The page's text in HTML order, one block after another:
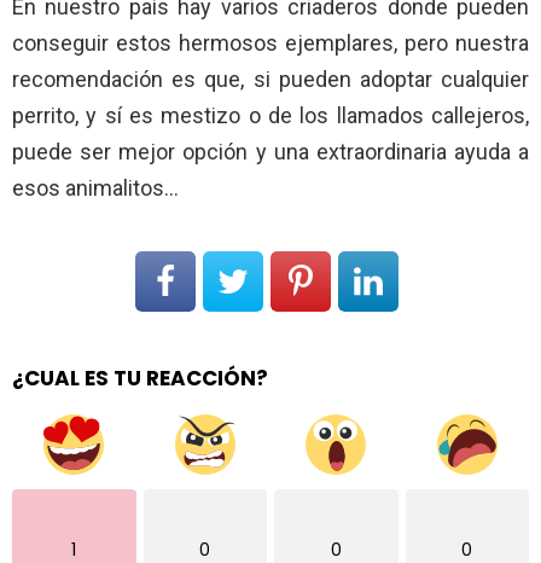
En nuestro país hay varios criaderos donde pueden
conseguir estos hermosos ejemplares, pero nuestra
recomendación es que, si pueden adoptar cualquier
perrito, y sí es mestizo o de los llamados callejeros,
puede ser mejor opción y una extraordinaria ayuda a
esos animalitos…
¿CUAL ES TU REACCIÓN?
1 0 0 0